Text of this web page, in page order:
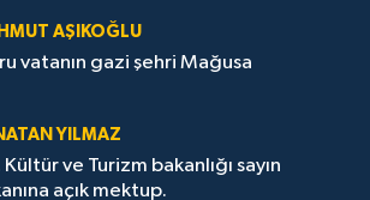
AŞIKOĞLU
vatanın gazi şehri Mağusa
YILMAZ
Kültür ve Turizm bakanlığı sayın
açık mektup.